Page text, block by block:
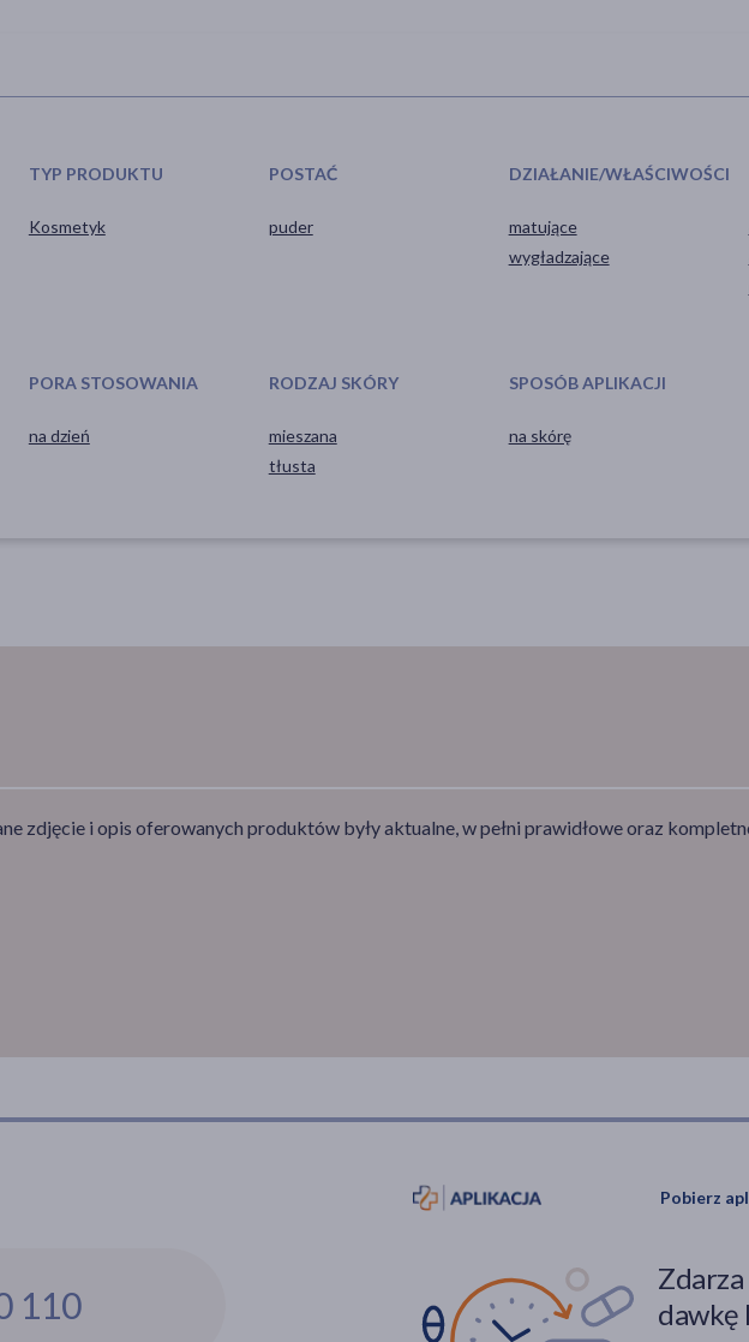
TYP PRODUKTU
Kosmetyk
POSTAĆ
puder
DZIAŁANIE/WŁAŚCIWOŚCI
matujące
wygładzające
PORA STOSOWANIA
na dzień
RODZAJ SKÓRY
mieszana
tłusta
SPOSÓB APLIKACJI
na skórę
zdjęcie i opis oferowanych produktów były aktualne, w pełni prawidłowe oraz
110
Pobierz
dawkę